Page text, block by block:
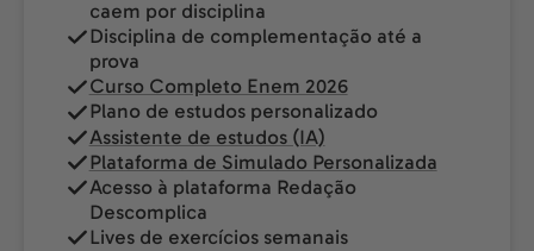
caem por disciplina
Disciplina de complementação até a
prova
Curso Completo Enem 2026
Plano de estudos personalizado
Assistente de estudos (IA)
Plataforma de Simulado Personalizada
Acesso à plataforma Redação
Descomplica
Lives de exercícios semanais